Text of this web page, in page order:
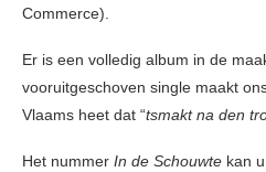
Commerce).
Er is een volledig album in de
vooruitgeschoven single maakt
Vlaams heet dat “tsmakt na den
Het nummer In de Schouwte kan